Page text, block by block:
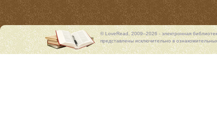
© LoveRead, 2009–2026 - электронная
представлены исключительно в